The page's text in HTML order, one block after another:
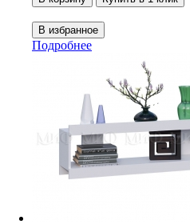
Подробнее